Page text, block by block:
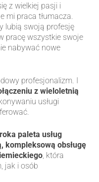
z wielkiej pasji i
mi praca tłumacza.
lubią swoją profesję
pracę wszystkie swoje
nabywać nowe
profesjonalizm. I
z wieloletnią
usługi
paleta usług
kompleksową obsługę
, która
jak i osób